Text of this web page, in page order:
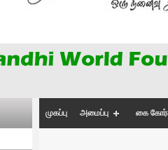
முகப்பு அமைப்பு கை